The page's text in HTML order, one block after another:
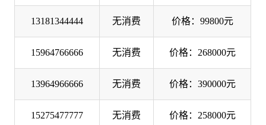
13181344444 无消费 价格：99800元
15964766666 无消费 价格：268000元
13964966666 无消费 价格：390000元
15275477777 无消费 价格：258000元